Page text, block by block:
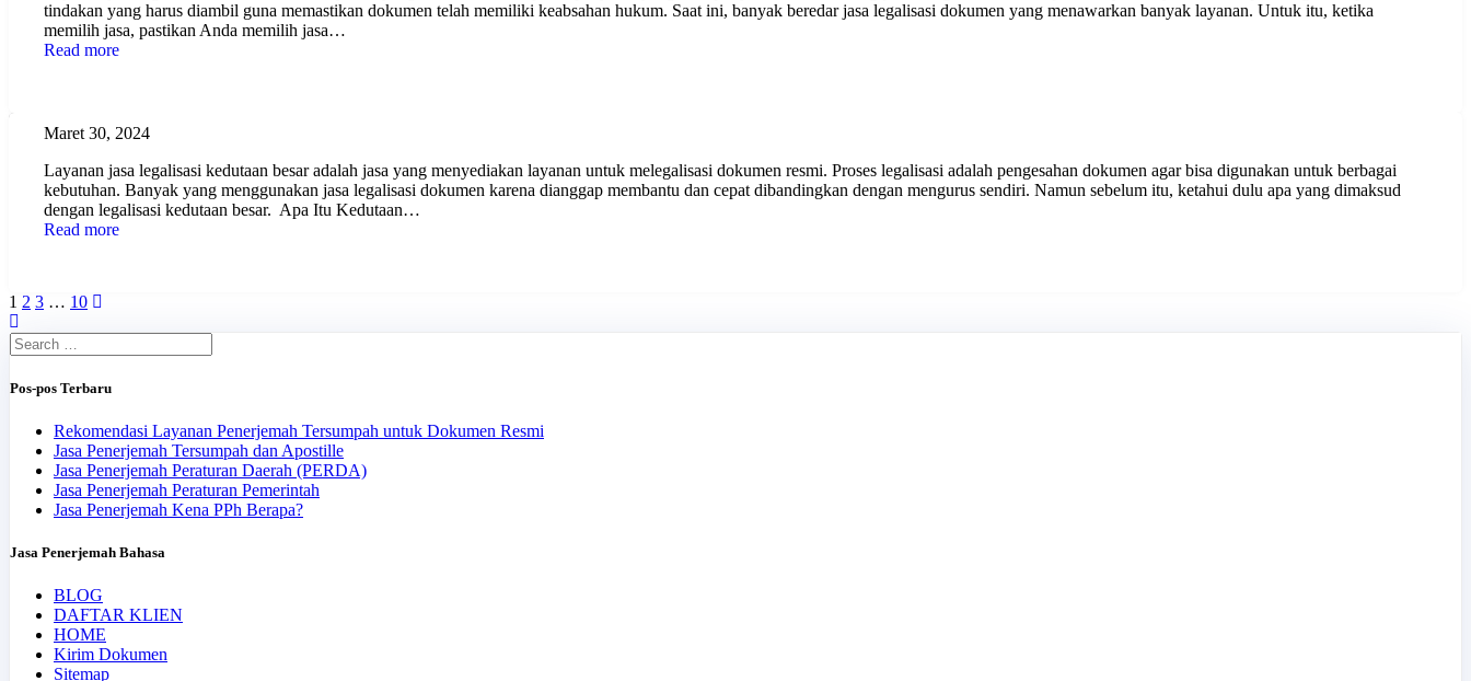
tindakan yang harus diambil guna memastikan dokumen telah memiliki keabsahan hukum. Saat ini, banyak beredar jasa legalisasi dokumen yang menawarkan banyak layanan. Untuk itu, ketika
memilih jasa, pastikan Anda memilih jasa…
Read more
Maret 30, 2024
Layanan jasa legalisasi kedutaan besar adalah jasa yang menyediakan layanan untuk melegalisasi dokumen resmi. Proses legalisasi adalah pengesahan dokumen agar bisa digunakan untuk berbagai
kebutuhan. Banyak yang menggunakan jasa legalisasi dokumen karena dianggap membantu dan cepat dibandingkan dengan mengurus sendiri. Namun sebelum itu, ketahui dulu apa yang dimaksud
dengan legalisasi kedutaan besar. Apa Itu Kedutaan…
Read more
Posts
navigation
Page
1 Page
2 Page
3 … Page
10
Search
for:
Pos-pos Terbaru
Rekomendasi Layanan Penerjemah Tersumpah untuk Dokumen Resmi
Jasa Penerjemah Tersumpah dan Apostille
Jasa Penerjemah Peraturan Daerah (PERDA)
Jasa Penerjemah Peraturan Pemerintah
Jasa Penerjemah Kena PPh Berapa?
Jasa Penerjemah Bahasa
BLOG
DAFTAR KLIEN
HOME
Kirim Dokumen
Sitemap